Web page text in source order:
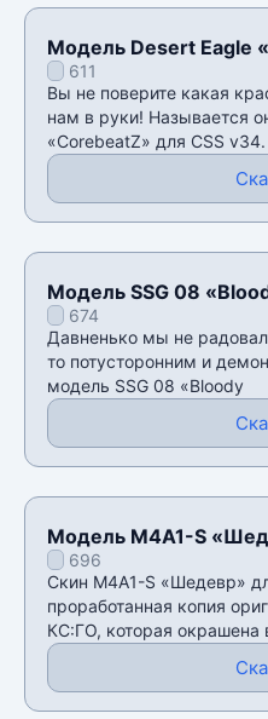
Модель Desert Eagle
v34611
Вы не поверите какая
нам в руки! Называется
«CorebeatZ» для CSS
Модель SSG 08
v34674
Давненько мы не
то потусторонним и
модель SSG 08 «Bloody
Модель M4A1-S
696
Скин M4A1-S «Шедевр»
проработанная копия
КС:ГО, которая окрашена